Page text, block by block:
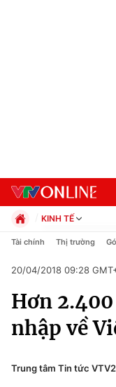
Chuyên mục
Chính trị
KINH TẾ
Chính trị
Pháp luật
Kinh tế
Thể thao
Truyền hình
Y tế
Tài chính Thị trường
20/04/2018 09:28
Hơn
nhập về
Trung tâm Tin tức